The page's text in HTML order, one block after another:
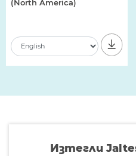
(North America)
Изтегли